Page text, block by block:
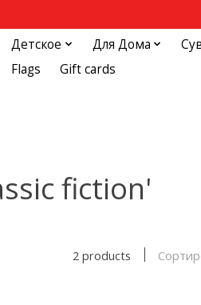
Детское Для Дома
Flags Gift cards
fiction'
2 products